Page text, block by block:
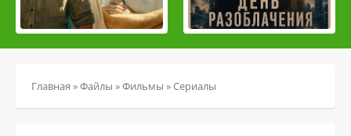
Главная »Файлы »Фильмы »Сериалы